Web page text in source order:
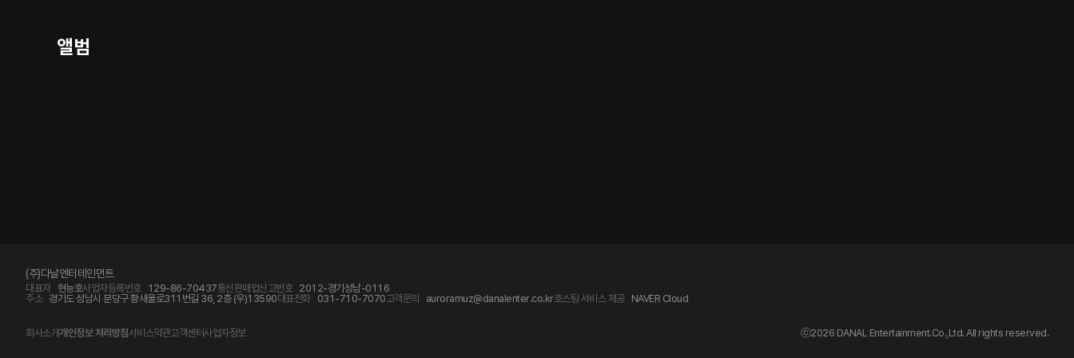
앨범
(주)다날엔터테인먼트
대표자 현능호사업자등록번호 129-86-70437통신판매업신고번호 2012-경기성남-0116
주소 경기도 성남시 분당구 황새울로311번길 36, 2층 (우)13590대표전화 031-710-7070고객문의 auroramuz@danalenter.co.kr호스팅 서비스 제공 NAVER Cloud
회사소개개인정보 처리방침서비스약관고객센터사업자정보 ⓒ2026 DANAL Entertainment.Co.,Ltd. All rights reserved.